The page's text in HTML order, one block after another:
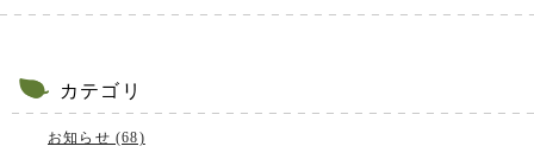
カテゴリ
お知らせ (68)